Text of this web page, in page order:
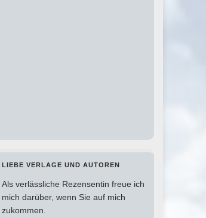
LIEBE VERLAGE UND AUTOREN
Als verlässliche Rezensentin freue ich
mich darüber, wenn Sie auf mich
zukommen.